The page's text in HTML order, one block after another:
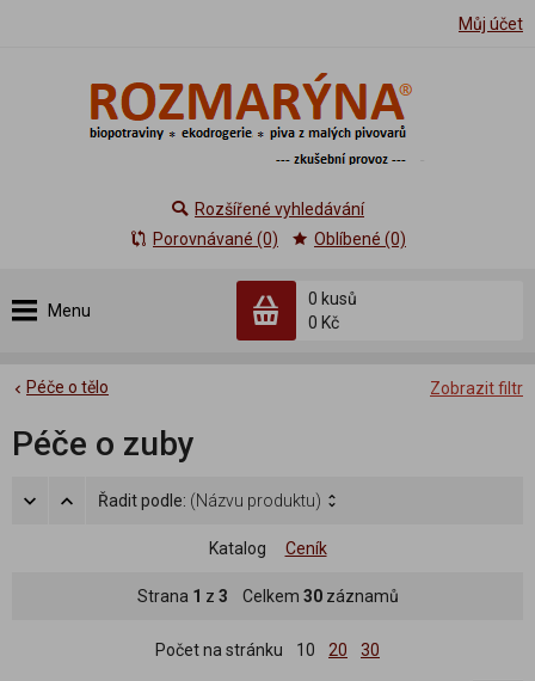
Můj účet
Menu
0 kusů
0 Kč
Rozšířené vyhledávání
Porovnávané (0)
Oblíbené (0)
Zobrazit filtr
Péče o tělo
Péče o zuby
Řadit podle: (Názvu produktu)
Katalog Ceník
Strana 1 z 3 Celkem 30záznamů
Počet na stránku 10 20 30